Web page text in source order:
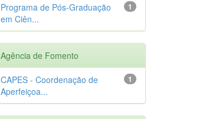
1
Programa de Pós-Graduação
em Ciên...
Agência de Fomento
1
CAPES - Coordenação de
Aperfeiçoa...